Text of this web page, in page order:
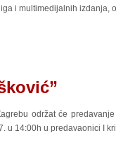
i multimedijalnih izdanja,
održat će
u 14:00h u predavaonici I